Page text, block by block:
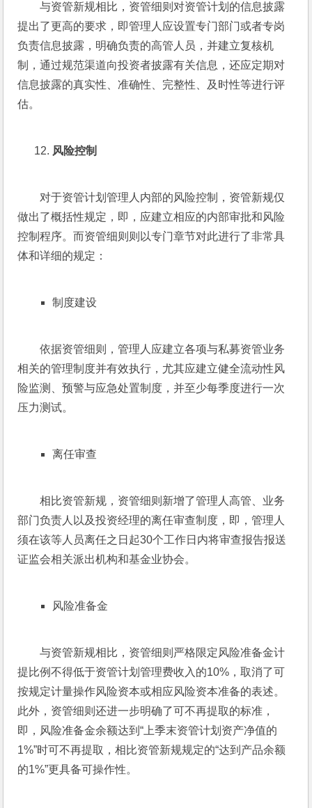
与资管新规相比，资管细则对资管计划的信息披露
提出了更高的要求，即管理人应设置专门部门或者专岗
负责信息披露，明确负责的高管人员，并建立复核机
制，通过规范渠道向投资者披露有关信息，还应定期对
信息披露的真实性、准确性、完整性、及时性等进行评
估。
风险控制
对于资管计划管理人内部的风险控制，资管新规仅
做出了概括性规定，即，应建立相应的内部审批和风险
控制程序。而资管细则则以专门章节对此进行了非常具
体和详细的规定：
制度建设
依据资管细则，管理人应建立各项与私募资管业务
相关的管理制度并有效执行，尤其应建立健全流动性风
险监测、预警与应急处置制度，并至少每季度进行一次
压力测试。
离任审查
相比资管新规，资管细则新增了管理人高管、业务
部门负责人以及投资经理的离任审查制度，即，管理人
须在该等人员离任之日起30个工作日内将审查报告报送
证监会相关派出机构和基金业协会。
风险准备金
与资管新规相比，资管细则严格限定风险准备金计
提比例不得低于资管计划管理费收入的10%，取消了可
按规定计量操作风险资本或相应风险资本准备的表述。
此外，资管细则还进一步明确了可不再提取的标准，
即，风险准备金余额达到“上季末资管计划资产净值的
1%”时可不再提取，相比资管新规规定的“达到产品余额
的1%”更具备可操作性。